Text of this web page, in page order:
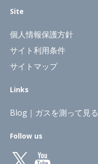
Site
個人情報保護方針
サイト利用条件
サイトマップ
Links
Blog｜ガスを測って見る
Follow us